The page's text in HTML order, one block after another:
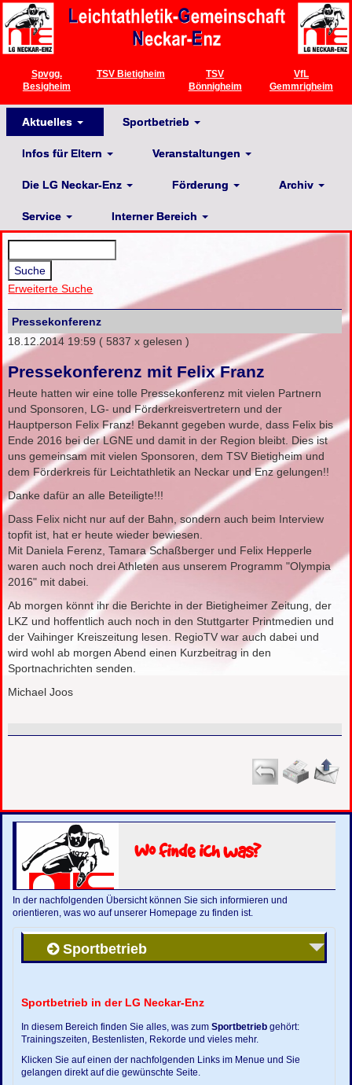
Spvgg.
Besigheim
TSV Bietigheim
TSV
Bönnigheim
VfL
Gemmrigheim
Aktuelles Sportbetrieb
Infos für Eltern Veranstaltungen
Die LG Neckar-Enz Förderung Archiv
Service Interner Bereich
Erweiterte Suche
Pressekonferenz
18.12.2014 19:59 ( 5837 x gelesen )
Pressekonferenz mit Felix Franz
Heute hatten wir eine tolle Pressekonferenz mit vielen Partnern
und Sponsoren, LG- und Förderkreisvertretern und der
Hauptperson Felix Franz! Bekannt gegeben wurde, dass Felix bis
Ende 2016 bei der LGNE und damit in der Region bleibt. Dies ist
uns gemeinsam mit vielen Sponsoren, dem TSV Bietigheim und
dem Förderkreis für Leichtathletik an Neckar und Enz gelungen!!
Danke dafür an alle Beteiligte!!!
Dass Felix nicht nur auf der Bahn, sondern auch beim Interview
topfit ist, hat er heute wieder bewiesen.
Mit Daniela Ferenz, Tamara Schaßberger und Felix Hepperle
waren auch noch drei Athleten aus unserem Programm "Olympia
2016" mit dabei.
Ab morgen könnt ihr die Berichte in der Bietigheimer Zeitung, der
LKZ und hoffentlich auch noch in den Stuttgarter Printmedien und
der Vaihinger Kreiszeitung lesen. RegioTV war auch dabei und
wird wohl ab morgen Abend einen Kurzbeitrag in den
Sportnachrichten senden.
Michael Joos
Wo finde ich was?
In der nachfolgenden Übersicht können Sie sich informieren und
orientieren, was wo auf unserer Homepage zu finden ist.
Sportbetrieb
Sportbetrieb in der LG Neckar-Enz
In diesem Bereich finden Sie alles, was zumSportbetrieb gehört:
Trainingszeiten, Bestenlisten, Rekorde und vieles mehr.
Klicken Sie auf einen der nachfolgenden Links im Menue und Sie
gelangen direkt auf die gewünschte Seite.